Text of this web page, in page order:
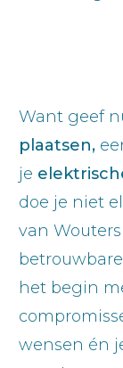
Want geef
plaatsen,
je
doe je niet
van
het begin
wensen én